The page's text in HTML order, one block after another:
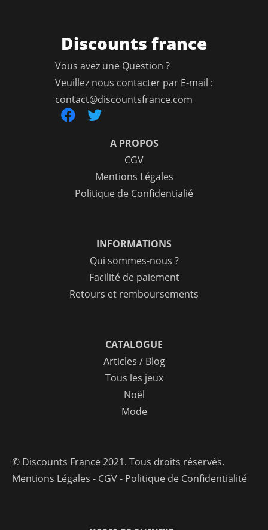
Discounts france
Vous avez une Question ?
Veuillez nous contacter par E-mail :
contact@discountsfrance.com
A PROPOS
CGV
Mentions Légales
Politique de Confidentialié
INFORMATIONS
Qui sommes-nous ?
Facilité de paiement
Retours et remboursements
CATALOGUE
Articles / Blog
Tous les jeux
Noël
Mode
© Discounts France 2021. Tous droits réservés.
Mentions Légales - CGV- Politique de Confidentialité